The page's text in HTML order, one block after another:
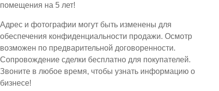
помещения на 5 лет!
Адрес и фотографии могут быть изменены для
обеспечения конфиденциальности продажи. Осмотр
возможен по предварительной договоренности.
Сопровождение сделки бесплатно для покупателей.
Звоните в любое время, чтобы узнать информацию о
бизнесе!